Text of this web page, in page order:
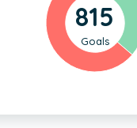
815
Goals